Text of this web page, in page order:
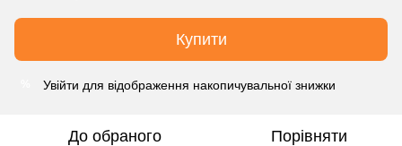
Купити
Увійти для відображення накопичувальної знижки
До обраного Порівняти